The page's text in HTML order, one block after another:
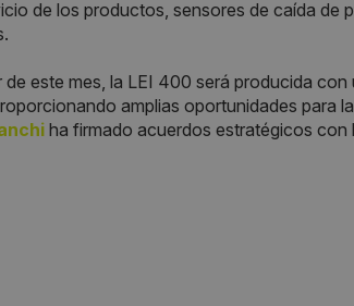
de los productos, sensores de caída de
de este mes, la LEI 400 será producida
amplias oportunidades para
ha firmado acuerdos estratégicos con